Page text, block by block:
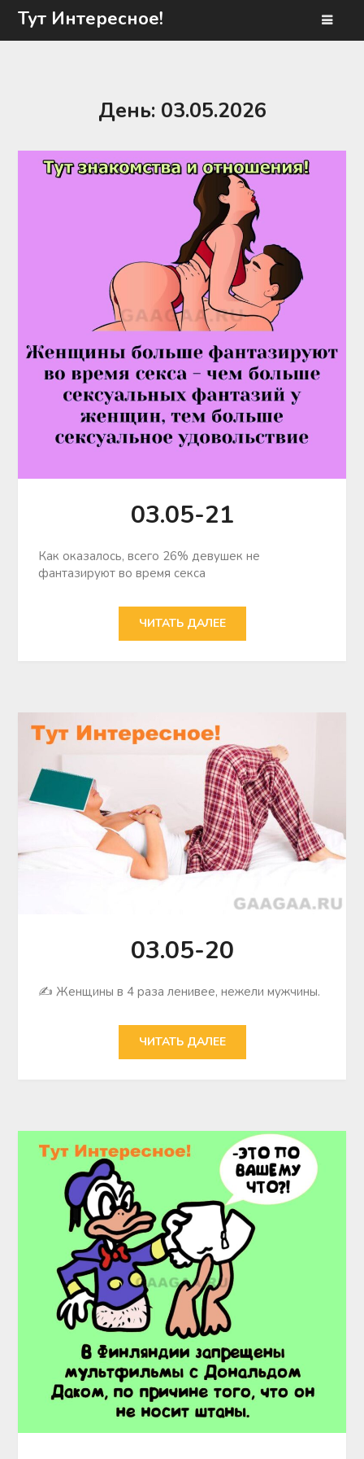
Перейти
Тут Интересное!
День: 03.05.2026
03.05-21
Как оказалось, всего 26% девушек не
фантазируют во время секса
ЧИТАТЬ ДАЛЕЕ
03.05-20
✍ Женщины в 4 раза ленивее, нежели мужчины.
ЧИТАТЬ ДАЛЕЕ